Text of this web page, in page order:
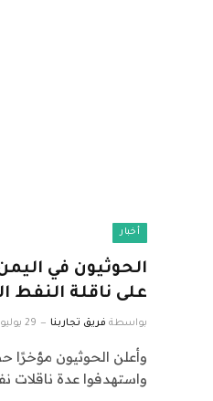
أخبار
الحوثيون في
على ناقلة النفط
بواسطة فريق تجاربنا 29 يوليو، 2026
وأعلن الحوثيون مؤخرًا
واستهدفوا عدة ناقلات نفط.تم